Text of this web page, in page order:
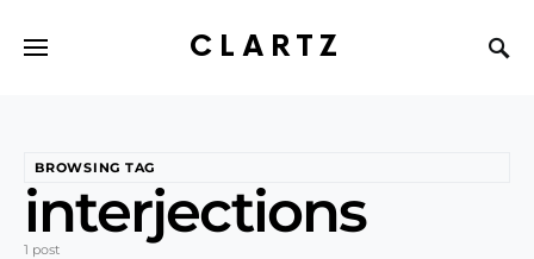
CLARTZ
BROWSING TAG
interjections
1 post